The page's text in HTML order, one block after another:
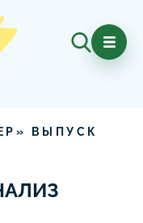
ВЫПУСК